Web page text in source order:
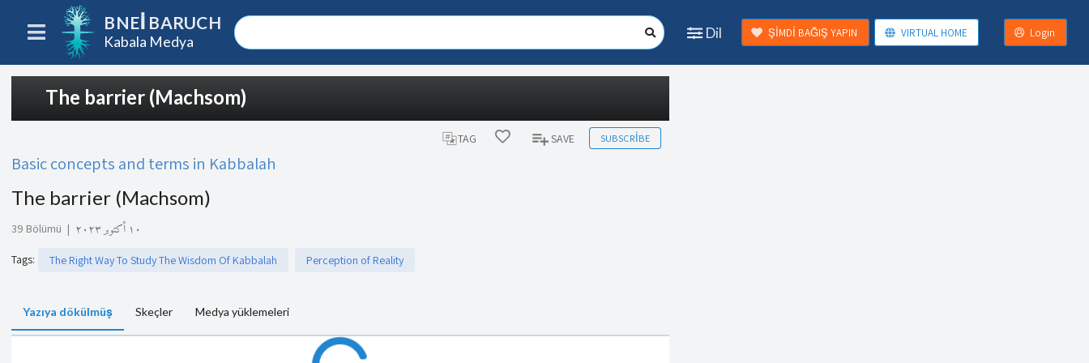
BNEI BARUCH
Kabala Medya
Dil ŞİMDİ BAĞIŞ YAPIN VIRTUAL HOME Login
The barrier (Machsom)
TAG SAVE SUBSCRIBE
Basic concepts and terms in Kabbalah
The barrier (Machsom)
39 Bölümü | ١٠ أكتوبر ٢٠٢٣
Tags: The Right Way To Study The Wisdom Of Kabbalah Perception of Reality
Yazıya dökülmüş Skeçler Medya yüklemeleri